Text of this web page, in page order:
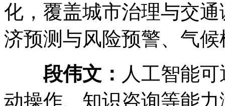
化，覆盖城市治理与交
济预测与风险预警、气
段伟文： 人工智能
动操作、知识咨询等能